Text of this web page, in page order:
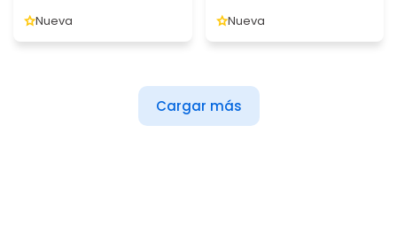
Nueva Nueva
Cargar más